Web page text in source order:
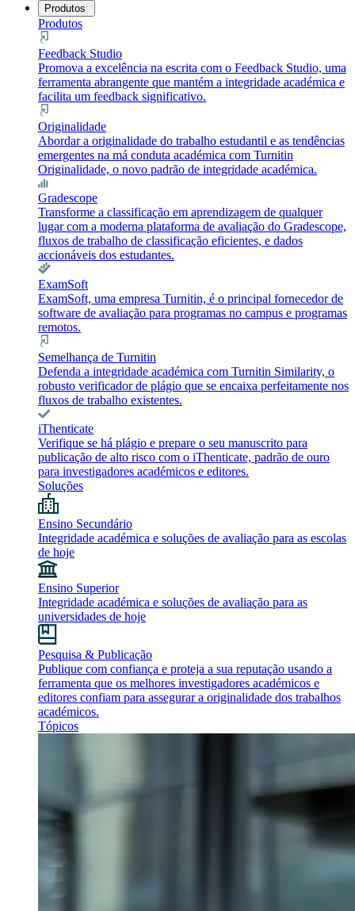
Produtos
Produtos
Feedback Studio
Promova a excelência na escrita com o Feedback Studio, uma
ferramenta abrangente que mantém a integridade académica e
facilita um feedback significativo.
Originalidade
Abordar a originalidade do trabalho estudantil e as tendências
emergentes na má conduta académica com Turnitin
Originalidade, o novo padrão de integridade académica.
Gradescope
Transforme a classificação em aprendizagem de qualquer
lugar com a moderna plataforma de avaliação do Gradescope,
fluxos de trabalho de classificação eficientes, e dados
accionáveis dos estudantes.
ExamSoft
ExamSoft, uma empresa Turnitin, é o principal fornecedor de
software de avaliação para programas no campus e programas
remotos.
Semelhança de Turnitin
Defenda a integridade académica com Turnitin Similarity, o
robusto verificador de plágio que se encaixa perfeitamente nos
fluxos de trabalho existentes.
iThenticate
Verifique se há plágio e prepare o seu manuscrito para
publicação de alto risco com o iThenticate, padrão de ouro
para investigadores académicos e editores.
Soluções
Ensino Secundário
Integridade académica e soluções de avaliação para as escolas
de hoje
Ensino Superior
Integridade académica e soluções de avaliação para as
universidades de hoje
Pesquisa & Publicação
Publique com confiança e proteja a sua reputação usando a
ferramenta que os melhores investigadores académicos e
editores confiam para assegurar a originalidade dos trabalhos
académicos.
Tópicos